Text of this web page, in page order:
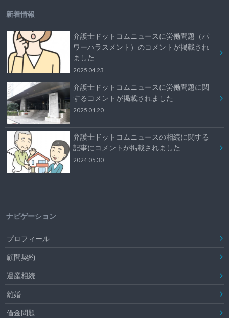
新着情報
弁護士ドットコムニュースに労働問題（パ
ワーハラスメント）のコメントが掲載され
ました
2025.04.23
弁護士ドットコムニュースに労働問題に関
するコメントが掲載されました
2025.01.20
弁護士ドットコムニュースの相続に関する
記事にコメントが掲載されました
2024.05.30
ナビゲーション
プロフィール
顧問契約
遺産相続
離婚
借金問題